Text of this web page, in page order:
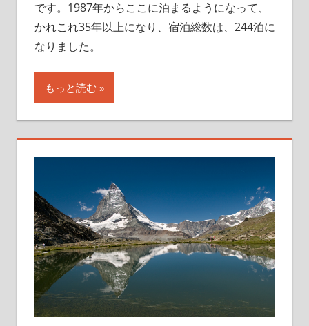
です。1987年からここに泊まるようになって、
かれこれ35年以上になり、宿泊総数は、244泊に
なりました。
もっと読む